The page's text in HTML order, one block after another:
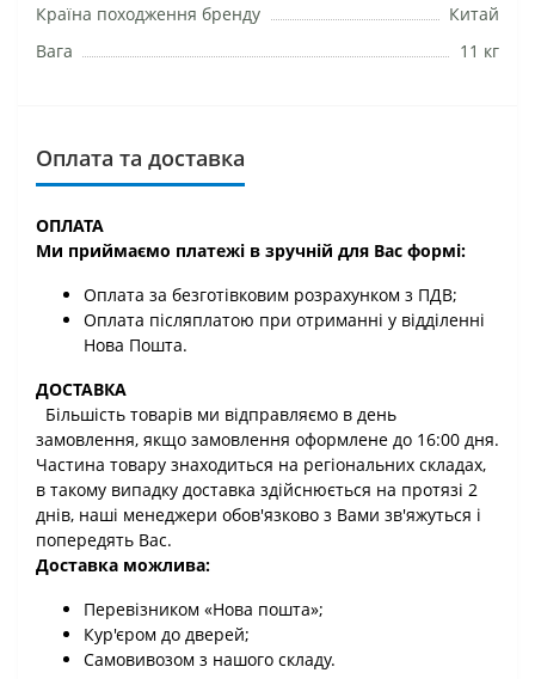
Країна походження бренду
Китай
Вага
11 кг
Оплата та доставка
ОПЛАТА
Ми приймаємо платежі в зручній для Вас формі:
Оплата за безготівковим розрахунком з ПДВ;
Оплата післяплатою при отриманні у відділенні
Нова Пошта.
ДОСТАВКА
Більшість товарів ми відправляємо в день
замовлення, якщо замовлення оформлене до 16:00 дня.
Частина товару знаходиться на регіональних складах,
в такому випадку доставка здійснюється на протязі 2
днів, наші менеджери обов'язково з Вами зв'яжуться і
попередять Вас.
Доставка можлива:
Перевізником «Нова пошта»;
Кур'єром до дверей;
Самовивозом з нашого складу.